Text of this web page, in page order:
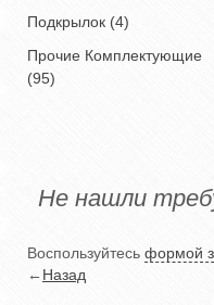
Подкрылок (4)
Прочие Комплектующие
(95)
Не нашли
Воспользуйтесь формой
←Назад